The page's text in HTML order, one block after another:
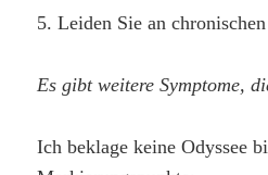
5. Leiden Sie an
Es gibt weitere Symptome,
Ich beklage keine Odyssee